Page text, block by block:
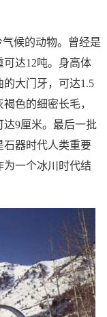
候的动物。曾经是
达12吨。身高体
大门牙，可达1.5
色的细密长毛，
达9厘米。最后一批
石器时代人类重要
为一个冰川时代结